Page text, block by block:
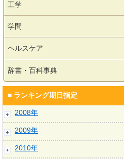
工学
学問
ヘルスケア
辞書・百科事典
■ ランキング期日指定
2008年
2009年
2010年